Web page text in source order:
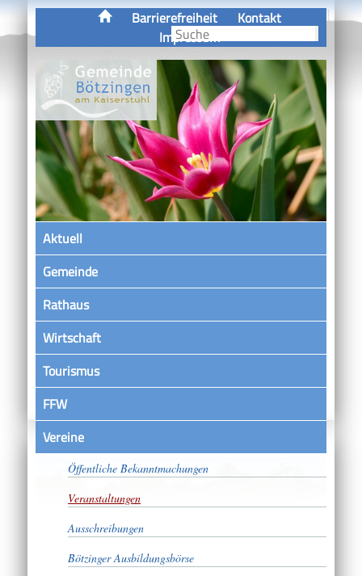
Barrierefreiheit
Kontakt
Impressum
Aktuell
Gemeinde
Rathaus
Wirtschaft
Tourismus
FFW
VereineSatzungen
Öffentliche Bekanntmachungen
Veranstaltungen
Ausschreibungen
Bötzinger Ausbildungsbörse